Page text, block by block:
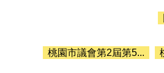
桃園市議會第2屆第5...